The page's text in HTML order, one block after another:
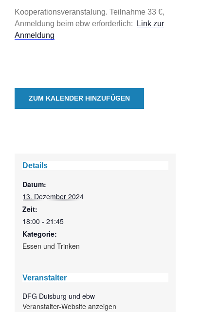
Kooperationsveranstalung. Teilnahme 33 €,
Anmeldung beim ebw erforderlich:
Link zur
Anmeldung
ZUM KALENDER HINZUFÜGEN
Details
Datum:
13. Dezember 2024
Zeit:
18:00 - 21:45
Kategorie:
Essen und Trinken
Veranstalter
DFG Duisburg und ebw
Veranstalter-Website anzeigen